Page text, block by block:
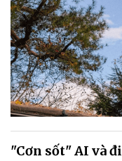
"Cơn sốt" AI và